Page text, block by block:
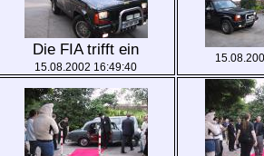
Die FIA trifft ein
15.08.2002 16:49:40